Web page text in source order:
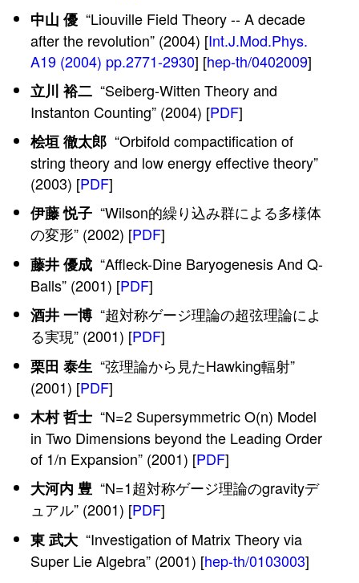
中山 優“Liouville Field Theory -- A decade
after the revolution” (2004) [Int.J.Mod.Phys.
A19 (2004) pp.2771-2930] [hep-th/0402009]
立川 裕二“Seiberg-Witten Theory and
Instanton Counting” (2004) [PDF]
桧垣 徹太郎“Orbifold compactification of
string theory and low energy effective theory”
(2003) [PDF]
伊藤 悦子“Wilson的繰り込み群による多様体
の変形” (2002) [PDF]
藤井 優成“Affleck-Dine Baryogenesis And Q-
Balls” (2001) [PDF]
酒井 一博“超対称ゲージ理論の超弦理論によ
る実現” (2001) [PDF]
栗田 泰生 “弦理論から見たHawking輻射”
(2001) [PDF]
木村 哲士“N=2 Supersymmetric O(n) Model
in Two Dimensions beyond the Leading Order
of 1/n Expansion” (2001) [PDF]
大河内 豊 “N=1超対称ゲージ理論のgravityデ
ュアル” (2001) [PDF]
東 武大“Investigation of Matrix Theory via
Super Lie Algebra” (2001) [hep-th/0103003]